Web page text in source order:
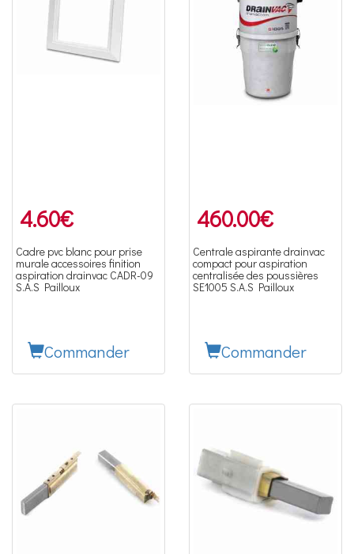
4.60€
Cadre pvc blanc pour prise
murale accessoires finition
aspiration drainvac CADR-09
S.A.S Pailloux
Commander
460.00€
Centrale aspirante drainvac
compact pour aspiration
centralisée des poussières
SE1005 S.A.S Pailloux
Commander